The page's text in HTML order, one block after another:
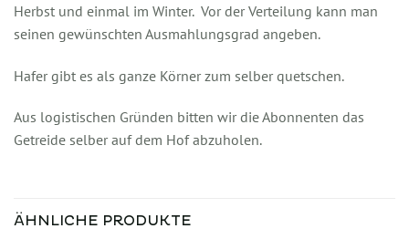
Herbst und einmal im Winter. Vor der Verteilung kann man
seinen gewünschten Ausmahlungsgrad angeben.
Hafer gibt es als ganze Körner zum selber quetschen.
Aus logistischen Gründen bitten wir die Abonnenten das
Getreide selber auf dem Hof abzuholen.
ÄHNLICHE PRODUKTE